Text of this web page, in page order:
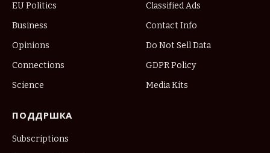
EU Politics
Business
Opinions
Connections
Science
Classified Ads
Contact Info
Do Not Sell Data
GDPR Policy
Media Kits
ПОДДРШКА
Subscriptions